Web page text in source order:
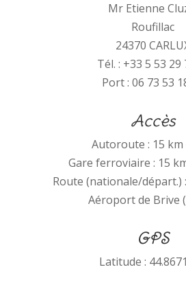
Mr Etienne
Roufillac
24370
Tél. : +33 5 53 29
Port : 06 73 53
Accès
Autoroute : 15 km
Gare ferroviaire : 15
Route (nationale/départ.)
Aéroport de Brive
GPS
Latitude :